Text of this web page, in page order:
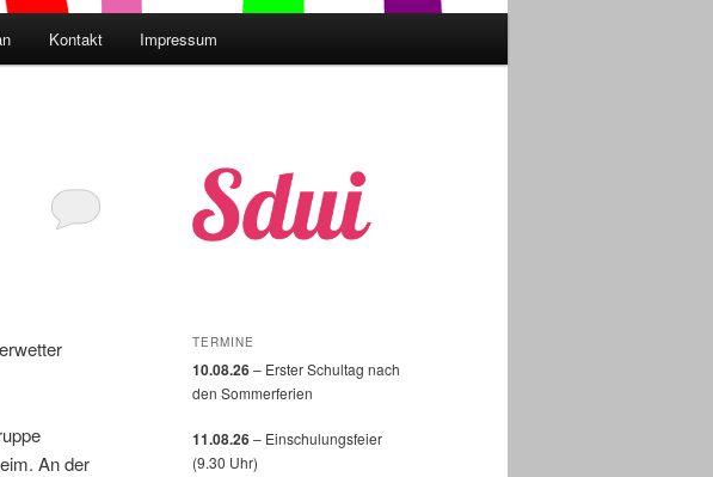
Kontakt Impressum
An der
TERMINE
10.08.26– Erster Schultag nach
den Sommerferien
11.08.26– Einschulungsfeier
(9.30 Uhr)